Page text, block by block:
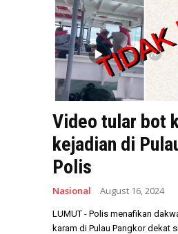
Video tular bot
kejadian di
Polis
Nasional August 16, 2024
LUMUT - Polis menafikan
karam di Pulau Pangkor dekat